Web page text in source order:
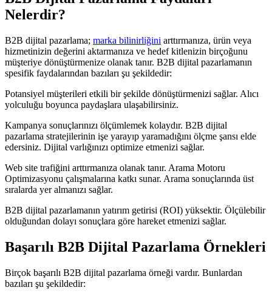
Nelerdir?
B2B dijital pazarlama; marka bilinirliğini arttırmanıza, ürün veya
hizmetinizin değerini aktarmanıza ve hedef kitlenizin birçoğunu
müşteriye dönüştürmenize olanak tanır. B2B dijital pazarlamanın
spesifik faydalarından bazıları şu şekildedir:
Potansiyel müşterileri etkili bir şekilde dönüştürmenizi sağlar. Alıcı
yolculuğu boyunca paydaşlara ulaşabilirsiniz.
Kampanya sonuçlarınızı ölçümlemek kolaydır. B2B dijital
pazarlama stratejilerinin işe yarayıp yaramadığını ölçme şansı elde
edersiniz. Dijital varlığınızı optimize etmenizi sağlar.
Web site trafiğini arttırmanıza olanak tanır. Arama Motoru
Optimizasyonu çalışmalarına katkı sunar. Arama sonuçlarında üst
sıralarda yer almanızı sağlar.
B2B dijital pazarlamanın yatırım getirisi (ROI) yüksektir. Ölçülebilir
olduğundan dolayı sonuçlara göre hareket etmenizi sağlar.
Başarılı B2B Dijital Pazarlama Örnekleri
Birçok başarılı B2B dijital pazarlama örneği vardır. Bunlardan
bazıları şu şekildedir: